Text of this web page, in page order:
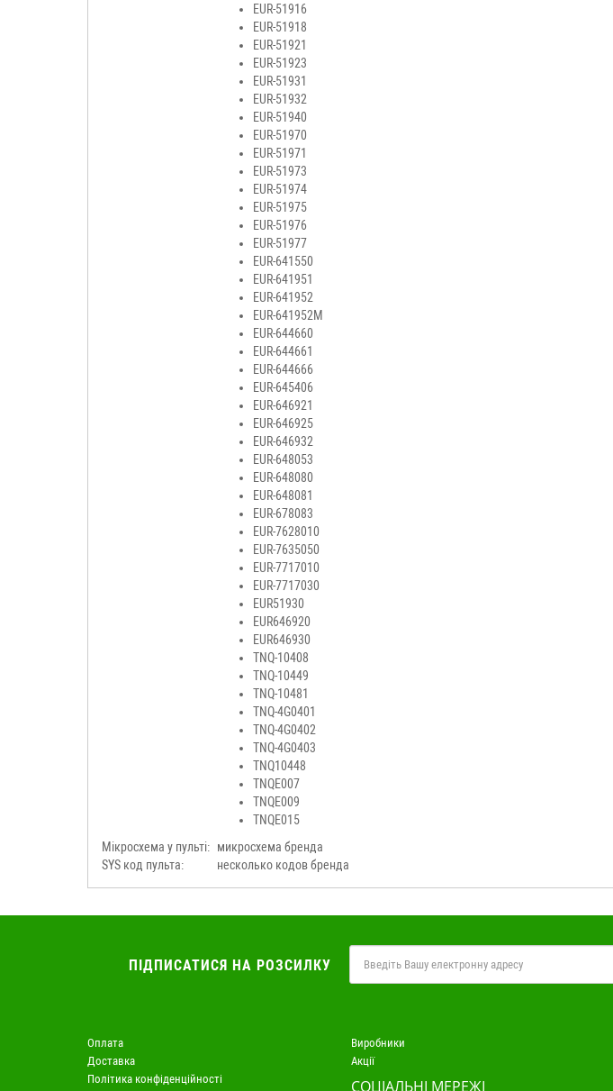
EUR-51916
EUR-51918
EUR-51921
EUR-51923
EUR-51931
EUR-51932
EUR-51940
EUR-51970
EUR-51971
EUR-51973
EUR-51974
EUR-51975
EUR-51976
EUR-51977
EUR-641550
EUR-641951
EUR-641952
EUR-641952M
EUR-644660
EUR-644661
EUR-644666
EUR-645406
EUR-646921
EUR-646925
EUR-646932
EUR-648053
EUR-648080
EUR-648081
EUR-678083
EUR-7628010
EUR-7635050
EUR-7717010
EUR-7717030
EUR51930
EUR646920
EUR646930
TNQ-10408
TNQ-10449
TNQ-10481
TNQ-4G0401
TNQ-4G0402
TNQ-4G0403
TNQ10448
TNQE007
TNQE009
TNQE015
Мікросхема у пульті: микросхема бренда
SYS код пульта:
несколько кодов бренда
ПІДПИСАТИСЯ НА РОЗСИЛКУ
Оплата
Доставка
Політика конфіденційності
Виробники
Акції
СОЦІАЛЬНІ МЕРЕЖІ